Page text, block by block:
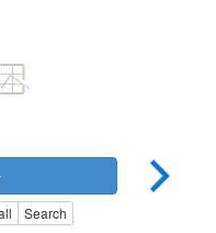
Search